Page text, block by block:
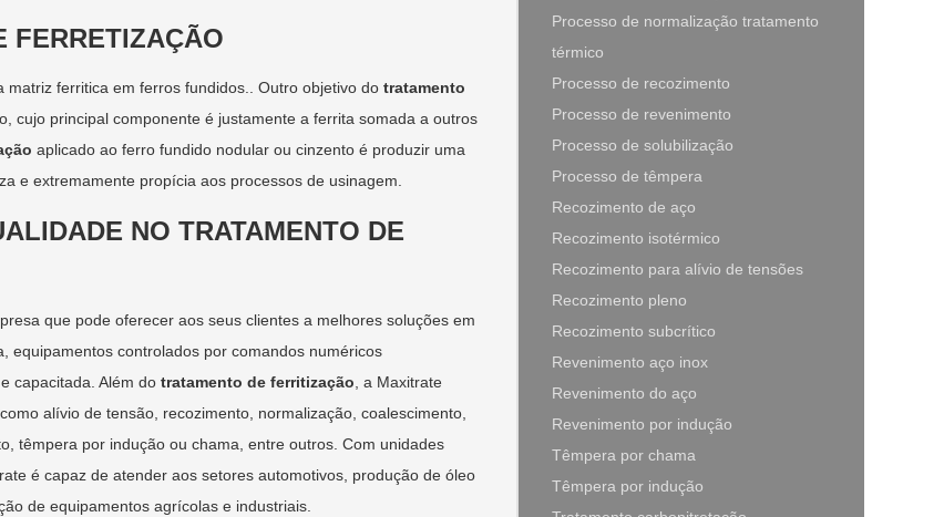
FERRETIZAÇÃO
matriz ferritica em ferros fundidos.. Outro objetivo do tratamento
cujo principal componente é justamente a ferrita somada a outros
aplicado ao ferro fundido nodular ou cinzento é produzir uma
e extremamente propícia aos processos de usinagem.
NO TRATAMENTO DE
que pode oferecer aos seus clientes a melhores soluções em
equipamentos controlados por comandos numéricos
capacitada. Além do tratamento de ferritização , a Maxitrate
alívio de tensão, recozimento, normalização, coalescimento,
têmpera por indução ou chama, entre outros. Com unidades
é capaz de atender aos setores automotivos, produção de óleo
de equipamentos agrícolas e industriais.
Processo de normalização tratamento
térmico
Processo de recozimento
Processo de revenimento
Processo de solubilização
Processo de têmpera
Recozimento de aço
Recozimento isotérmico
Recozimento para alívio de tensões
Recozimento pleno
Recozimento subcrítico
Revenimento aço inox
Revenimento do aço
Revenimento por indução
Têmpera por chama
Têmpera por indução